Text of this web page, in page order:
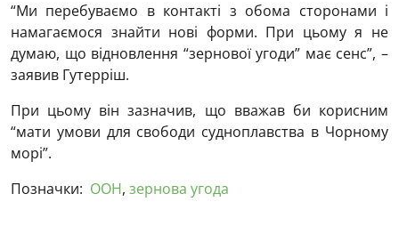
“Ми перебуваємо в контакті з обома сторонами і
намагаємося знайти нові форми. При цьому я не
думаю, що відновлення “зернової угоди” має сенс”, –
заявив Гутерріш.
При цьому він зазначив, що вважав би корисним
“мати умови для свободи судноплавства в Чорному
морі”.
Позначки: ООН, зернова угода